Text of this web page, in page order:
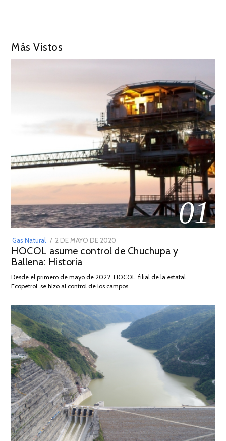
Más Vistos
01
Gas Natural
POSTED
ON
2 DE MAYO DE 2020
DE
2026
HOCOL asume control de Chuchupa y
Ballena: Historia
Desde el primero de mayo de 2022, HOCOL, filial de la estatal
Ecopetrol, se hizo al control de los campos …